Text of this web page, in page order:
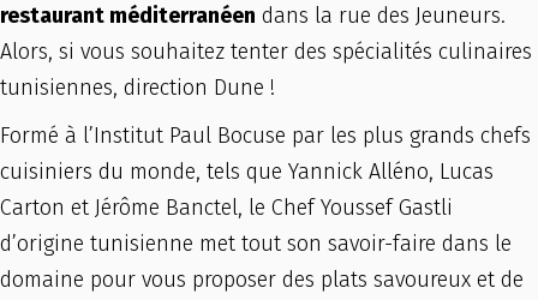
restaurant méditerranéen dans la rue des Jeuneurs.
Alors, si vous souhaitez tenter des spécialités culinaires
tunisiennes, direction Dune !
Formé à l’Institut Paul Bocuse par les plus grands chefs
cuisiniers du monde, tels que Yannick Alléno, Lucas
Carton et Jérôme Banctel, le Chef Youssef Gastli
d’origine tunisienne met tout son savoir-faire dans le
domaine pour vous proposer des plats savoureux et de